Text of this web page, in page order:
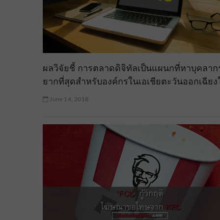
ผลวิจัยชี้ การตลาดดิจิทัลเป็นแผนกที่หาบุคลาก
ยากที่สุดสำหรับองค์กรในเอเชียตะวันออกเฉียง
June 14, 2018